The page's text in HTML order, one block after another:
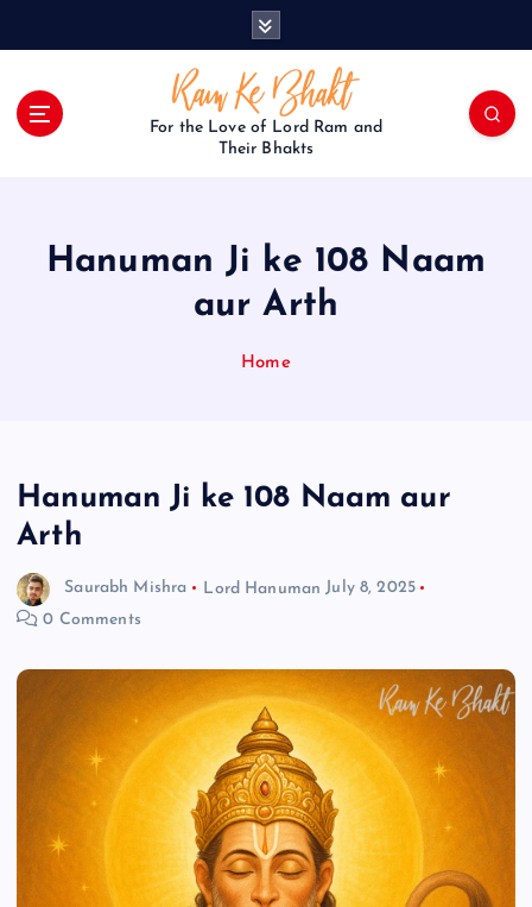
For the Love of Lord Ram and
Their Bhakts
Hanuman Ji ke 108 Naam
aur Arth
Home
Hanuman Ji ke 108 Naam aur
Arth
Saurabh Mishra Lord Hanuman July 8, 2025
0 Comments